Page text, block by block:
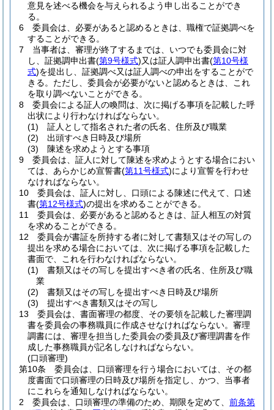
意見を述べる機会を与えられるよう申し出ることができ
る。
6
委員会は、必要があると認めるときは、職権で証拠調べを
することができる。
7
当事者は、審理が終了するまでは、いつでも委員会に対
し、証拠調申出書(第9号様式)又は証人調申出書(第10号様
式)を提出し、証拠調べ又は証人調べの申出をすることがで
きる。 ただし、委員会が必要がないと認めるときは、これ
を取り調べないことができる。
8
委員会による証人の喚問は、次に掲げる事項を記載した呼
出状により行わなければならない。
(1)
証人として指名された者の氏名、住所及び職業
(2)
出頭すべき日時及び場所
(3)
陳述を求めようとする事項
9
委員会は、証人に対して陳述を求めようとする場合におい
ては、あらかじめ宣誓書(第11号様式)により宣誓を行わせ
なければならない。
10
委員会は、証人に対し、口頭による陳述に代えて、口述
書(第12号様式)の提出を求めることができる。
11
委員会は、必要があると認めるときは、証人相互の対質
を求めることができる。
12
委員会が書証を所持する者に対して書類又はその写しの
提出を求める場合においては、次に掲げる事項を記載した
書面で、これを行わなければならない。
(1)
書類又はその写しを提出すべき者の氏名、住所及び職
業
(2)
書類又はその写しを提出すべき日時及び場所
(3)
提出すべき書類又はその写し
13
委員会は、書面審理の都度、その要領を記載した審理調
書を委員会の事務職員に作成させなければならない。 審理
調書には、審理を担当した委員会の委員及び審理調書を作
成した事務職員が記名しなければならない。
(口頭審理)
第10条
委員会は、口頭審理を行う場合においては、その都
度書面で口頭審理の日時及び場所を指定し、かつ、当事者
にこれらを通知しなければならない。
2
委員会は、口頭審理の準備のため、期限を定めて、 前条第